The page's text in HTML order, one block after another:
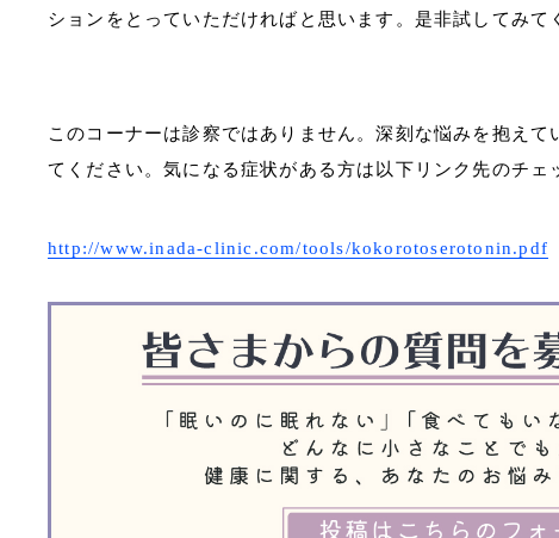
ションをとっていただければと思います。是非試してみて
このコーナーは診察ではありません。深刻な悩みを抱え
てください。気になる症状がある方は以下リンク先のチェ
http://www.inada-clinic.com/tools/kokorotoserotonin.pdf